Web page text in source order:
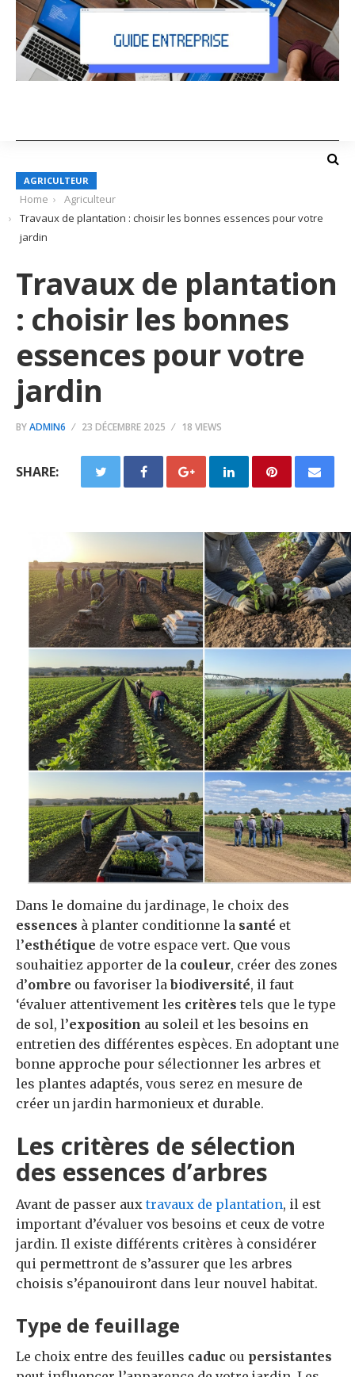
AGRICULTEUR
Home
Agriculteur
Travaux de plantation : choisir les bonnes essences pour votre
jardin
Travaux de plantation
: choisir les bonnes
essences pour votre
jardin
BYADMIN6 23 DÉCEMBRE 2025 18 VIEWS
SHARE:
Dans le domaine du jardinage, le choix des
essences à planter conditionne la santé et
l’esthétique de votre espace vert. Que vous
souhaitiez apporter de la couleur, créer des zones
d’ombre ou favoriser labiodiversité, il faut
‘évaluer attentivement les critères tels que le type
de sol, l’exposition au soleil et les besoins en
entretien des différentes espèces. En adoptant une
bonne approche pour sélectionner les arbres et
les plantes adaptés, vous serez en mesure de
créer un jardin harmonieux et durable.
Les critères de sélection
des essences d’arbres
Avant de passer aux travaux de plantation, il est
important d’évaluer vos besoins et ceux de votre
jardin. Il existe différents critères à considérer
qui permettront de s’assurer que les arbres
choisis s’épanouiront dans leur nouvel habitat.
Type de feuillage
Le choix entre des feuilles caduc ou persistantes